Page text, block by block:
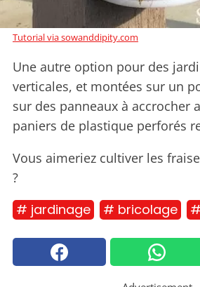
Tutorial via sowanddipity.com
Une autre option pour des
verticales, et montées sur un
sur des panneaux à accrocher
paniers de plastique perforés
Vous aimeriez cultiver les
?
# jardinage # bricolage